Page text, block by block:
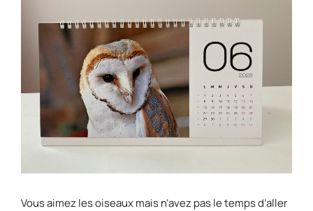
Vous aimez les oiseaux mais n’avez pas le temps d’aller